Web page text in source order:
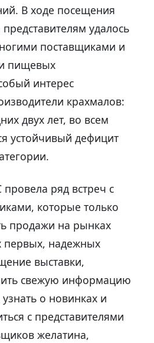
В ходе посещения
удалось
поставщиками и
пищевых
интерес
крахмалов:
двух лет, во всем
устойчивый дефицит
ряд встреч с
которые только
продажи на рынках
первых, надежных
выставки,
свежую информацию
о новинках и
с представителями
желатина,